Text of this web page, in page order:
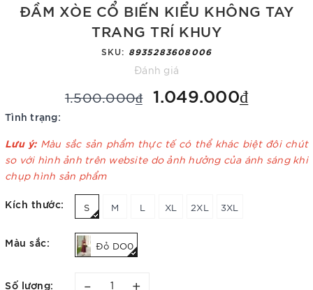
ĐẦM XÒE CỔ BIẾN KIỂU KHÔNG TAY
TRANG TRÍ KHUY
SKU: 8935283608006
Đánh giá
1.500.000₫ 1.049.000₫
Tình trạng:
Lưu ý: Màu sắc sản phẩm thực tế có thể khác biệt đôi chút
so với hình ảnh trên website do ảnh hưởng của ánh sáng khi
chụp hình sản phẩm
Kích thước: S M L XL 2XL 3XL
Màu sắc: Đỏ DO0
Số lượng: – +